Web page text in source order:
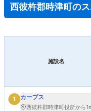
西彼杵郡時津町の
施設名
1 カーブス
西彼杵郡時津町役所から